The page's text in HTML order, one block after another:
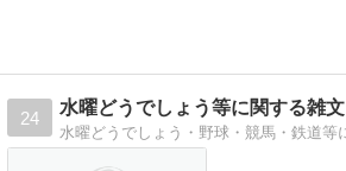
24
水曜どうでしょう等に関する雑文